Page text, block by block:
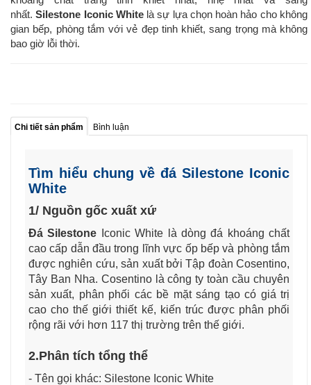
nhất.Silestone Iconic Whitelà sự lựa chọn hoàn hảo cho không
gian bếp, phòng tắm với vẻ đẹp tinh khiết, sang trọng mà không
bao giờ lỗi thời.
Chi tiết sản phẩm Bình luận
Tìm hiểu chung về đá Silestone Iconic
White
1/ Nguồn gốc xuất xứ
Đá Silestone
Iconic White là dòng đá khoáng chất
cao cấp dẫn đầu trong lĩnh vực ốp bếp và phòng tắm
được nghiên cứu, sản xuất bởi Tập đoàn Cosentino,
Tây Ban Nha. Cosentino là công ty toàn cầu chuyên
sản xuất, phân phối các bề mặt sáng tạo có giá trị
cao cho thế giới thiết kế, kiến trúc được phân phối
rộng rãi với hơn 117 thị trường trên thế giới.
2.Phân tích tổng thể
- Tên gọi khác: Silestone Iconic White